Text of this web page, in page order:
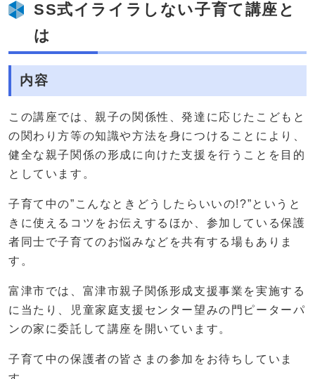
SS式イライラしない子育て講座と
は
内容
この講座では、親子の関係性、発達に応じたこどもと
の関わり方等の知識や方法を身につけることにより、
健全な親子関係の形成に向けた支援を行うことを目的
としています。
子育て中の”こんなときどうしたらいいの!?”というと
きに使えるコツをお伝えするほか、参加している保護
者同士で子育てのお悩みなどを共有する場もありま
す。
富津市では、富津市親子関係形成支援事業を実施する
に当たり、児童家庭支援センター望みの門ピーターパ
ンの家に委託して講座を開いています。
子育て中の保護者の皆さまの参加をお待ちしていま